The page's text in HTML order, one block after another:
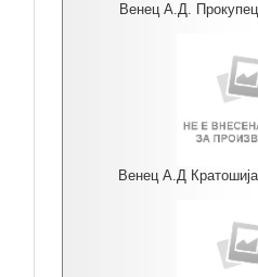
Венец А.Д.
Венец А.Д